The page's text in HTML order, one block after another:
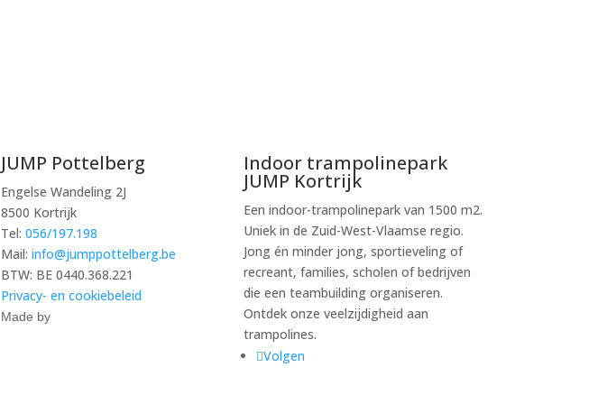
JUMP Pottelberg
Engelse Wandeling 2J
8500 Kortrijk
Tel: 056/197.198
Mail: info@jumppottelberg.be
BTW: BE 0440.368.221
Privacy- en cookiebeleid
Made by
Indoor trampolinepark
JUMP Kortrijk
Een indoor-trampolinepark van 1500 m2.
Uniek in de Zuid-West-Vlaamse regio.
Jong én minder jong, sportieveling of
recreant, families, scholen of bedrijven
die een teambuilding organiseren.
Ontdek onze veelzijdigheid aan
trampolines.
Volgen